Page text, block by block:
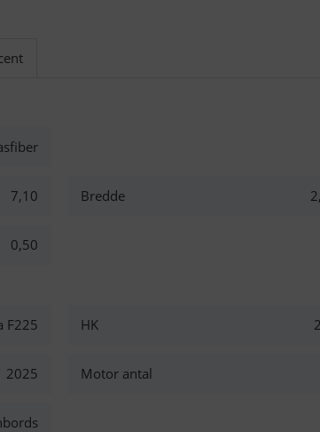
7,10 Bredde
0,50
F225 HK
2025 Motor antal